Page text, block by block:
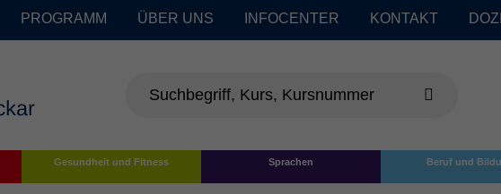
PROGRAMM ÜBER UNS INFOCENTER KONTAKT
Gesundheit und Fitness Sprachen Beruf und
sind kleine Datenmengen, die von einer Website gesendet und vom
×